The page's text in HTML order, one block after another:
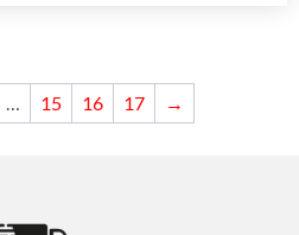
… 15 16 17 →